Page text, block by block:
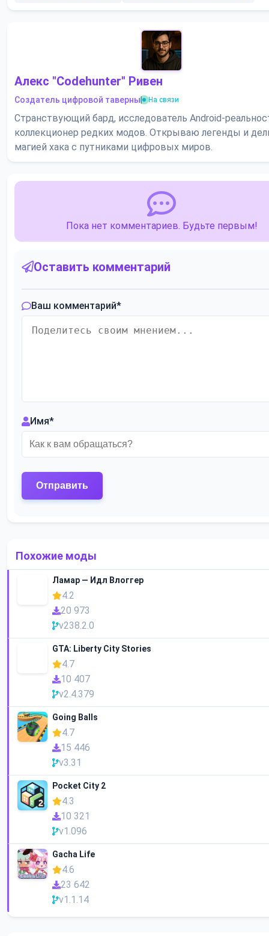
Алекс "Codehunter" Ривен
Создатель цифровой таверны| На связи
Странствующий бард, исследователь Android-
коллекционер редких модов. Открываю легенды и
магией хака с путниками цифровых миров.
Пока нет комментариев. Будьте первым!
Оставить комментарий
Ваш комментарий*
Имя*
Похожие моды
Ламар — Идл Влоггер
4.2
20 973
v238.2.0
GTA: Liberty City Stories
4.7
10 407
v2.4.379
Going Balls
4.7
15 446
v3.31
Pocket City 2
4.3
10 321
v1.096
Gacha Life
4.6
23 642
v1.1.14